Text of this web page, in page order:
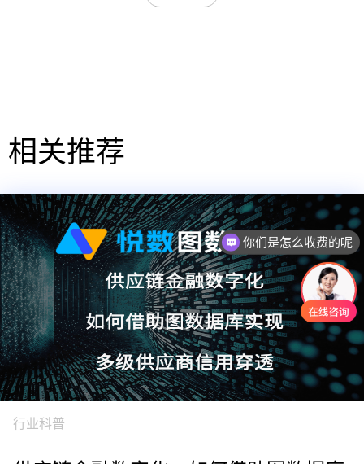
相关推荐
行业科普
你们是怎么收费的呢